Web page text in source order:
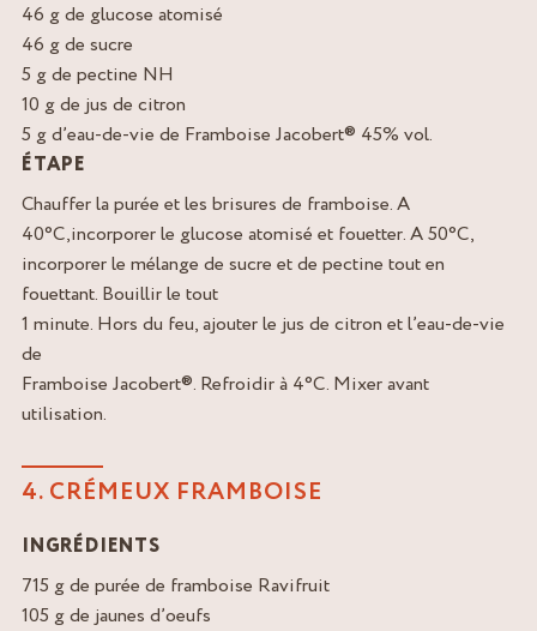
46 g de glucose atomisé
46 g de sucre
5 g de pectine NH
10 g de jus de citron
5 g d’eau-de-vie de Framboise Jacobert® 45% vol.
ÉTAPE
Chauffer la purée et les brisures de framboise. A
40°C,incorporer le glucose atomisé et fouetter. A 50°C,
incorporer le mélange de sucre et de pectine tout en
fouettant. Bouillir le tout
1 minute. Hors du feu, ajouter le jus de citron et l’eau-de-vie
de
Framboise Jacobert®. Refroidir à 4°C. Mixer avant
utilisation.
4. CRÉMEUX FRAMBOISE
INGRÉDIENTS
715 g de purée de framboise Ravifruit
105 g de jaunes d’oeufs